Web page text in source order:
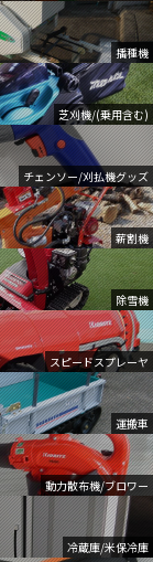
播種機
芝刈機/(乗用含む)
チェンソー/刈払機グッズ
薪割機
除雪機
スピードスプレーヤ
運搬車
動力散布機/ブロワー
冷蔵庫/米保冷庫